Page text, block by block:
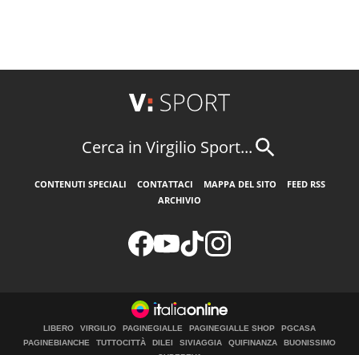
Cerca in Virgilio Sport...
CONTENUTI SPECIALI CONTATTACI MAPPA DEL SITO
FEED RSS
ARCHIVIO
LIBERO VIRGILIO PAGINEGIALLE PAGINEGIALLE SHOP
PGCASA
PAGINEBIANCHE
TUTTOCITTÀ DILEI SIVIAGGIA QUIFINANZA
BUONISSIMO